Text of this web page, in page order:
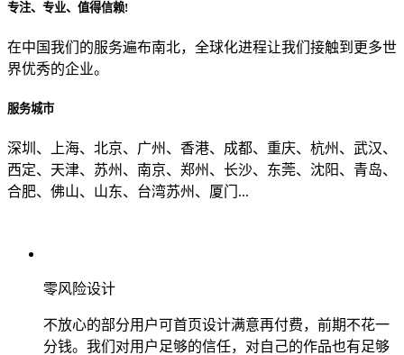
专注、专业、值得信赖!
在中国我们的服务遍布南北，全球化进程让我们接触到更多世
界优秀的企业。
服务城市
深圳、上海、北京、广州、香港、成都、重庆、杭州、武汉、
西定、天津、苏州、南京、郑州、长沙、东莞、沈阳、青岛、
合肥、佛山、山东、台湾苏州、厦门...
零风险设计
不放心的部分用户可首页设计满意再付费，前期不花一
分钱。我们对用户足够的信任，对自己的作品也有足够